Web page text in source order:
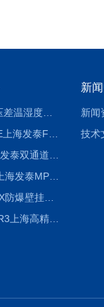
HTTRET压差温湿度显示屏
MP-6500上海发泰MP-6500 压力记录器
FT-6090EX防爆壁挂式沼气分析检测仪
FT-NW18R3上海高精度温度记录仪
新
新闻
技术